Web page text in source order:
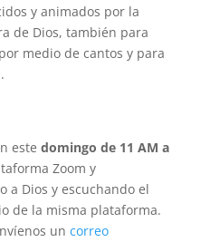
y animados por la
de Dios, también para
medio de cantos y para
este domingo de 11 AM a
Zoom y
a Dios y escuchando el
de la misma plataforma.
un correo